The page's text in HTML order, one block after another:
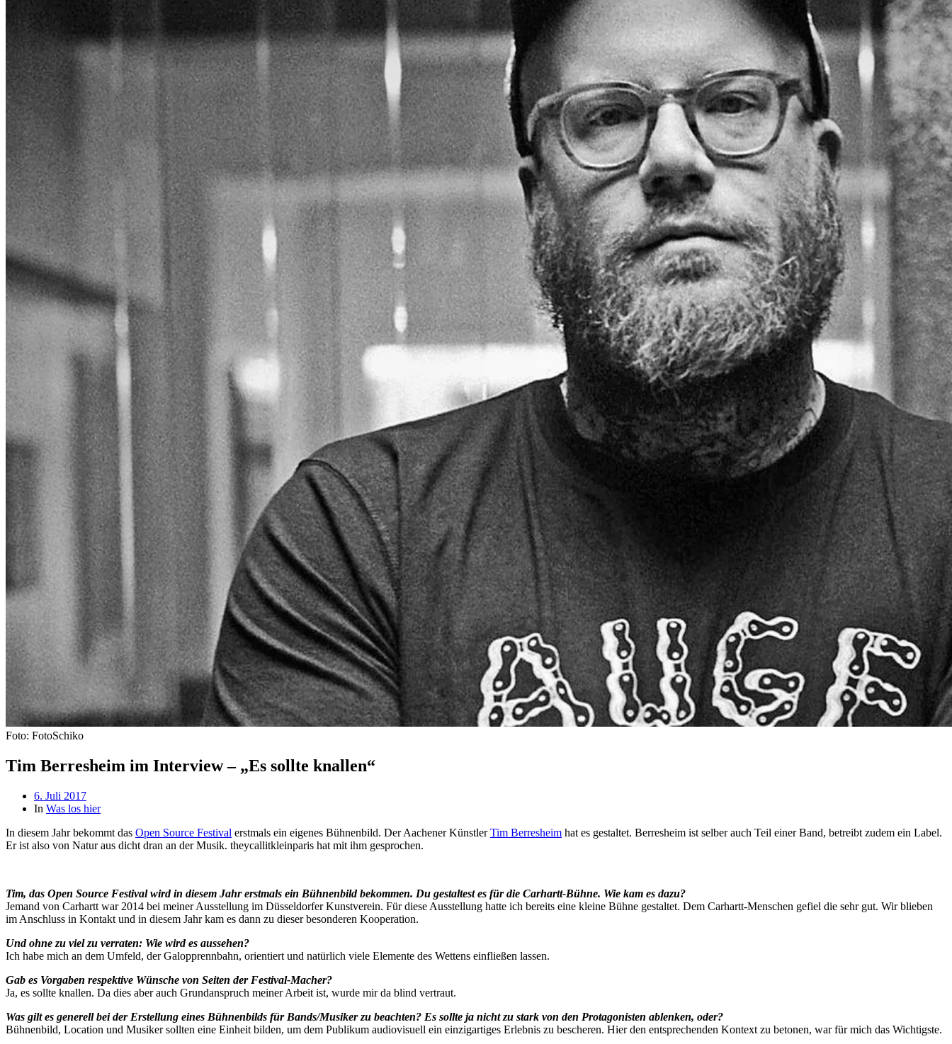
Foto: FotoSchiko
Tim Berresheim im Interview – „Es sollte knallen“
Beitragsdatum
6. Juli 2017
In Was los hier
In diesem Jahr bekommt das Open Source Festival erstmals ein eigenes Bühnenbild. Der Aachener KünstlerTim Berresheim hat es gestaltet. Berresheim ist selber auch Teil einer Band, betreibt zudem ein Label.
Er ist also von Natur aus dicht dran an der Musik. theycallitkleinparis hat mit ihm gesprochen.
Tim, das Open Source Festival wird in diesem Jahr erstmals ein Bühnenbild bekommen. Du gestaltest es für die Carhartt-Bühne. Wie kam es dazu?
Jemand von Carhartt war 2014 bei meiner Ausstellung im Düsseldorfer Kunstverein. Für diese Ausstellung hatte ich bereits eine kleine Bühne gestaltet. Dem Carhartt-Menschen gefiel die sehr gut. Wir blieben
im Anschluss in Kontakt und in diesem Jahr kam es dann zu dieser besonderen Kooperation.
Und ohne zu viel zu verraten: Wie wird es aussehen?
Ich habe mich an dem Umfeld, der Galopprennbahn, orientiert und natürlich viele Elemente des Wettens einfließen lassen.
Gab es Vorgaben respektive Wünsche von Seiten der Festival-Macher?
Ja, es sollte knallen. Da dies aber auch Grundanspruch meiner Arbeit ist, wurde mir da blind vertraut.
Was gilt es generell bei der Erstellung eines Bühnenbilds für Bands/Musiker zu beachten? Es sollte ja nicht zu stark von den Protagonisten ablenken, oder?
Bühnenbild, Location und Musiker sollten eine Einheit bilden, um dem Publikum audiovisuell ein einzigartiges Erlebnis zu bescheren. Hier den entsprechenden Kontext zu betonen, war für mich das Wichtigste.